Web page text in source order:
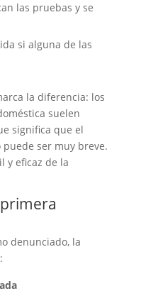
las pruebas y se
si alguna de las
la diferencia: los
suelen
significa que el
ser muy breve.
y eficaz de la
denunciado, la